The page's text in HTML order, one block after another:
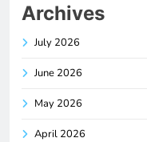
Archives
July 2026
June 2026
May 2026
April 2026